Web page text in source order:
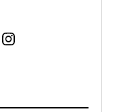
Imprensa Criativa da Cidade de Goiás